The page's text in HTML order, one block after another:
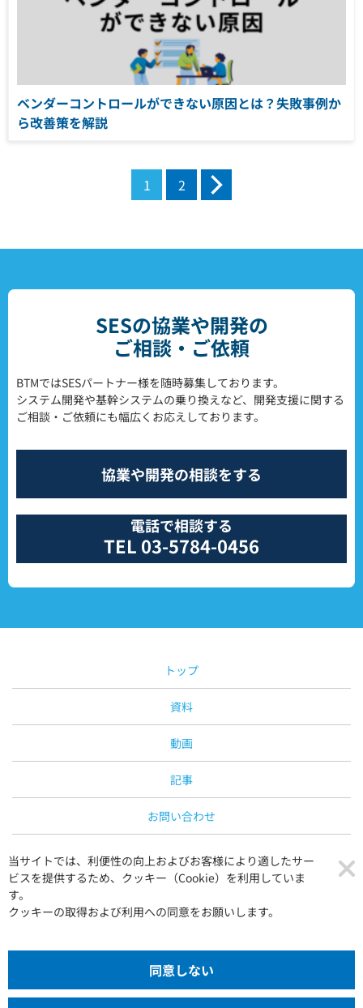
ベンダーコントロールができない原因とは？失敗事例か
ら改善策を解説
送
1 2
SESの協業や開発の
ご相談・ご依頼
BTMではSESパートナー様を随時募集しております。
システム開発や基幹システムの乗り換えなど、開発支援に関する
ご相談・ご依頼にも幅広くお応えしております。
協業や開発の相談をする
電話で相談する
TEL 03-5784-0456
トップ
資料
動画
記事
お問い合わせ
運営会社
プライバシーポリシー
当サイトでは、利便性の向上およびお客様により適したサー
ビスを提供するため、クッキー（Cookie）を利用していま
す。
クッキーの取得および利用への同意をお願いします。
同意しない